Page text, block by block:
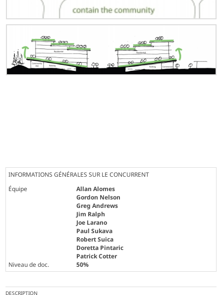
INFORMATIONS GÉNÉRALES SUR LE CONCURRENT
Équipe
Allan Alomes
Gordon Nelson
Greg Andrews
Jim Ralph
Joe Larano
Paul Sukava
Robert Suica
Doretta Pintaric
Patrick Cotter
Niveau de doc.
50%
DESCRIPTION